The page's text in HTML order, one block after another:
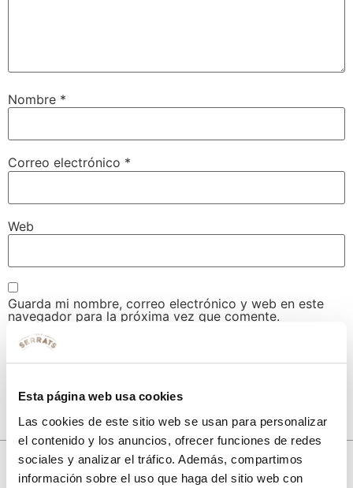
Esta página web usa cookies
Las cookies de este sitio web se usan para personalizar
el contenido y los anuncios, ofrecer funciones de redes
sociales y analizar el tráfico. Además, compartimos
información sobre el uso que haga del sitio web con
Nombre *
Correo electrónico *
Web
Guarda mi nombre, correo electrónico y web en este
navegador para la próxima vez que comente.